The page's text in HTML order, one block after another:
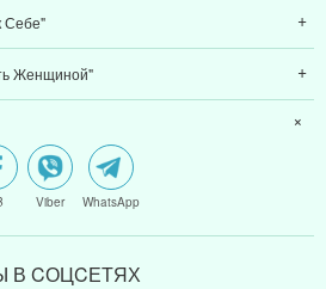
Себе"
Женщиной"
Viber WhatsApp
В CОЦCЕТЯХ